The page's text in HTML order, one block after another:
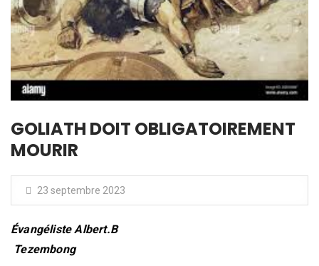
GOLIATH DOIT OBLIGATOIREMENT
MOURIR
23 septembre 2023
Évangéliste Albert.B
Tezembong